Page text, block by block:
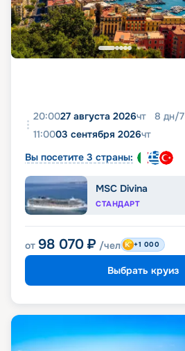
20:0027 августа 2026чт 8 дн/7
11:0003 сентября 2026чт
Вы посетите 3 страны:
MSC Divina
СТАНДАРТ
от 98 070 ₽ /чел +1 000
Выбрать круиз